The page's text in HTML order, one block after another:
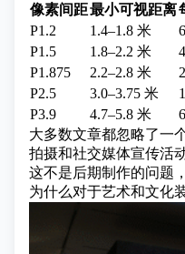
像素间距最小可视距离
P1.2
1.4–1.8 米
P1.5
1.8–2.2 米
P1.875
2.2–2.8 米
P2.5
3.0–3.75 米
P3.9
4.7–5.8 米
大多数文章都忽略了一
拍摄和社交媒体宣传活
这不是后期制作的问题
为什么对于艺术和文化